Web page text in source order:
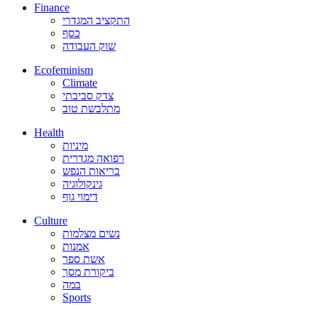
Finance
התקציב המגדרי
כסף
שוק העבודה
Ecofeminism
Climate
צדק סביבתי
מתלבשת טוב
Health
מיניות
רפואה מגדרית
בריאות הנפש
גינקולוגיה
דימוי גוף
Culture
נשים מצלמות
אמנות
אשת ספר
ביקורת מסך
במה
Sports